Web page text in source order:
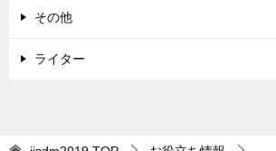
その他
ライター